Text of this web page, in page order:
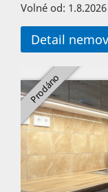
Volné od: 1.8.2026
Detail